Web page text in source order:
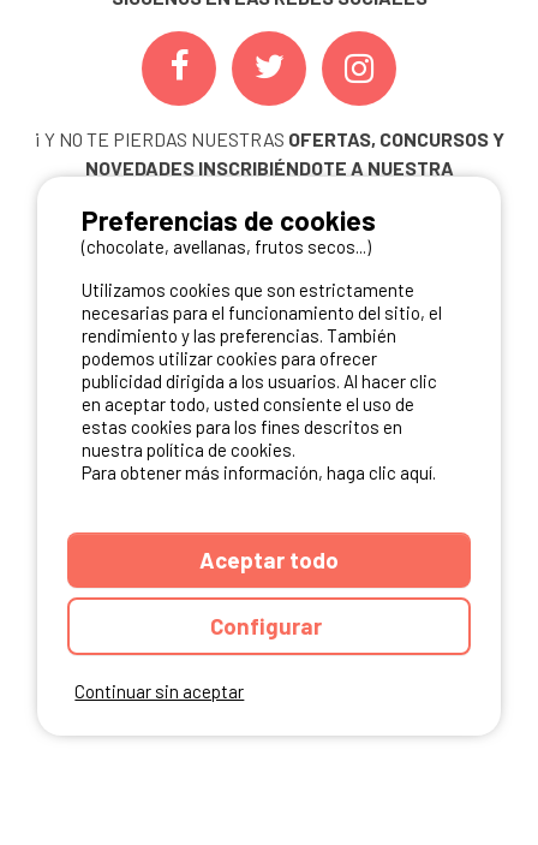
¡ Y NO TE PIERDAS NUESTRAS OFERTAS, CONCURSOS Y
NOVEDADES INSCRIBIÉNDOTE A NUESTRA
ME INSCRIBO
NUESTROS PARTNERS
Continuar sin aceptar
Preferencias de cookies
(chocolate, avellanas, frutos secos...)
Utilizamos cookies que son estrictamente
necesarias para el funcionamiento del sitio, el
rendimiento y las preferencias. También
podemos utilizar cookies para ofrecer
publicidad dirigida a los usuarios. Al hacer clic
en aceptar todo, usted consiente el uso de
estas cookies para los fines descritos en
nuestra política de cookies.
Para obtener más información, haga clic aquí.
Aceptar todo
Configurar